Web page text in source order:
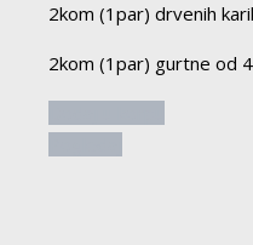
2kom (1par) drvenih
2kom (1par) gurtne od